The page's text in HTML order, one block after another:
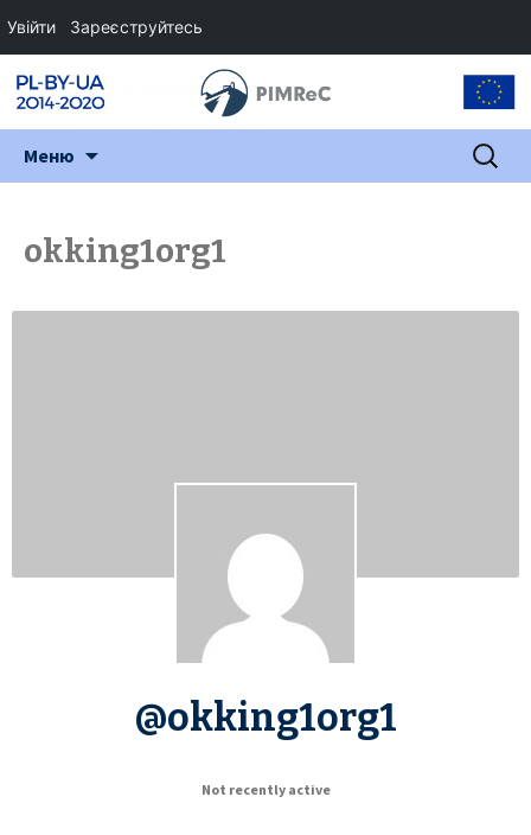
Меню Пошук:
okking1org1
@okking1org1
Not recently active
Увійти Зареєструйтесь